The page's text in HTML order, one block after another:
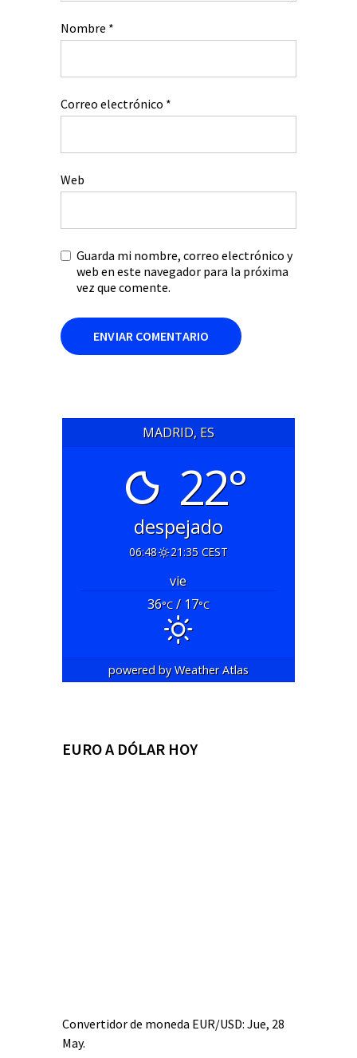
Nombre *
Correo electrónico *
Web
Guarda mi nombre, correo electrónico y
web en este navegador para la próxima
vez que comente.
MADRID, ES
22°
despejado
06:48 21:35 CEST
vie
36°C/ 17°C
powered byWeather Atlas
EURO A DÓLAR HOY
Convertidor de moneda EUR/USD: Jue, 28
May.